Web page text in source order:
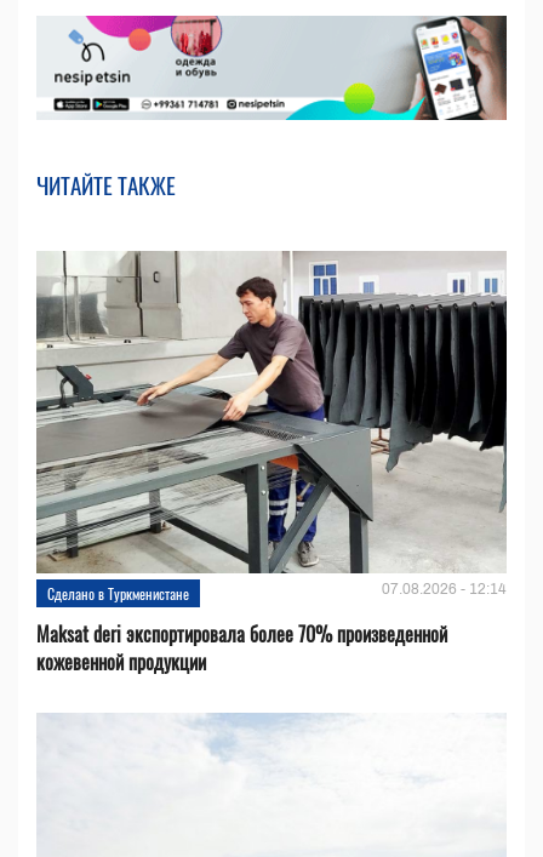
ЧИТАЙТЕ ТАКЖЕ
Сделано в Туркменистане 07.08.2026 - 12:14
Maksat deri экспортировала более 70% произведенной
кожевенной продукции